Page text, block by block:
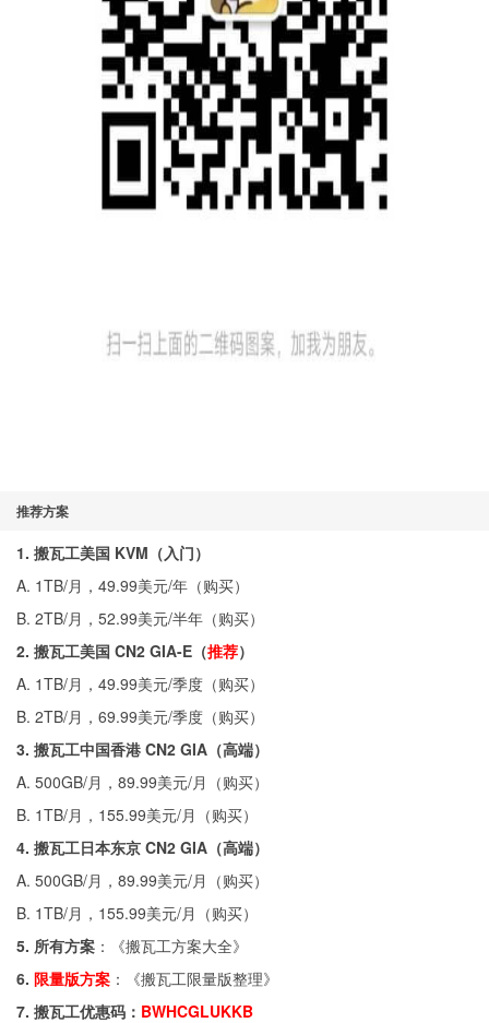
推荐方案
1. 搬瓦工美国 KVM（入门）
A. 1TB/月，49.99美元/年（购买）
B. 2TB/月，52.99美元/半年（购买）
2. 搬瓦工美国 CN2 GIA-E（推荐）
A. 1TB/月，49.99美元/季度（购买）
B. 2TB/月，69.99美元/季度（购买）
3. 搬瓦工中国香港 CN2 GIA（高端）
A. 500GB/月，89.99美元/月（购买）
B. 1TB/月，155.99美元/月（购买）
4. 搬瓦工日本东京 CN2 GIA（高端）
A. 500GB/月，89.99美元/月（购买）
B. 1TB/月，155.99美元/月（购买）
5. 所有方案 ：《搬瓦工方案大全》
6. 限量版方案 ：《搬瓦工限量版整理》
7. 搬瓦工优惠码： BWHCGLUKKB